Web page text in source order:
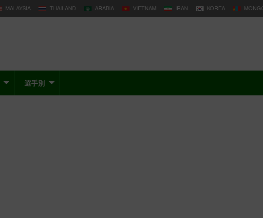
MALAYSIA THAILAND ARABIA VIETNAM IRAN KOREA
選手別